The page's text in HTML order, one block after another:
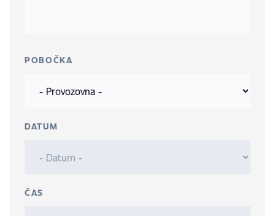
POBOČKA
DATUM
ČAS